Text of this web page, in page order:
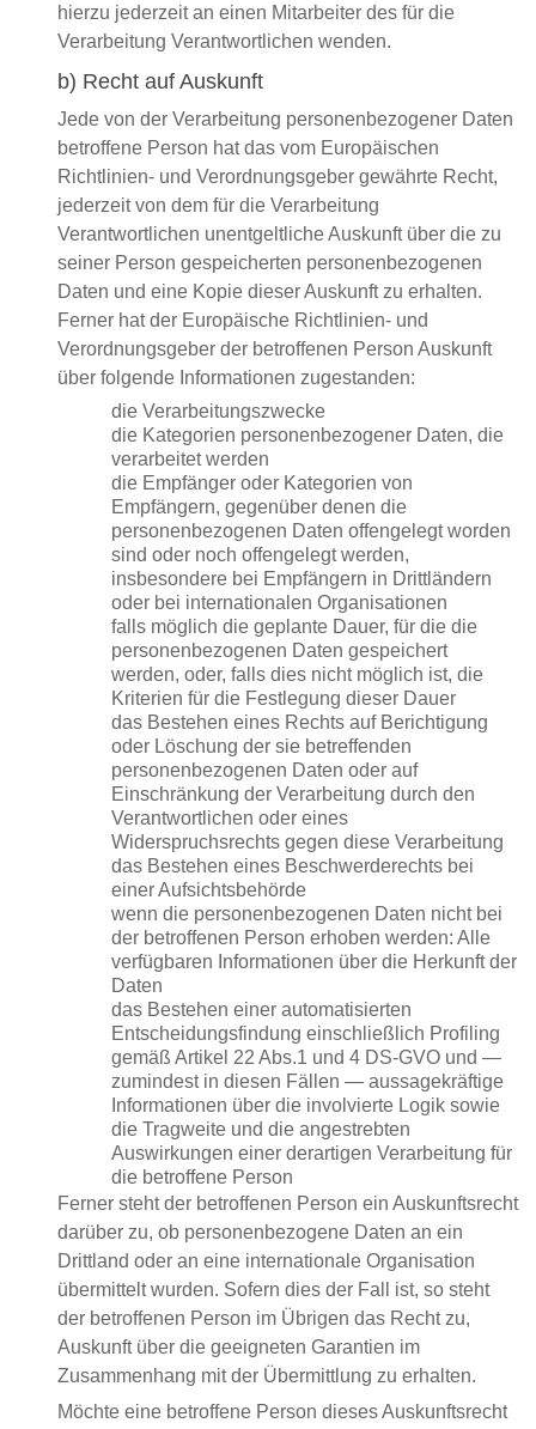
hierzu jederzeit an einen Mitarbeiter des für die
Verarbeitung Verantwortlichen wenden.
b) Recht auf Auskunft
Jede von der Verarbeitung personenbezogener Daten
betroffene Person hat das vom Europäischen
Richtlinien- und Verordnungsgeber gewährte Recht,
jederzeit von dem für die Verarbeitung
Verantwortlichen unentgeltliche Auskunft über die zu
seiner Person gespeicherten personenbezogenen
Daten und eine Kopie dieser Auskunft zu erhalten.
Ferner hat der Europäische Richtlinien- und
Verordnungsgeber der betroffenen Person Auskunft
über folgende Informationen zugestanden:
die Verarbeitungszwecke
die Kategorien personenbezogener Daten, die
verarbeitet werden
die Empfänger oder Kategorien von
Empfängern, gegenüber denen die
personenbezogenen Daten offengelegt worden
sind oder noch offengelegt werden,
insbesondere bei Empfängern in Drittländern
oder bei internationalen Organisationen
falls möglich die geplante Dauer, für die die
personenbezogenen Daten gespeichert
werden, oder, falls dies nicht möglich ist, die
Kriterien für die Festlegung dieser Dauer
das Bestehen eines Rechts auf Berichtigung
oder Löschung der sie betreffenden
personenbezogenen Daten oder auf
Einschränkung der Verarbeitung durch den
Verantwortlichen oder eines
Widerspruchsrechts gegen diese Verarbeitung
das Bestehen eines Beschwerderechts bei
einer Aufsichtsbehörde
wenn die personenbezogenen Daten nicht bei
der betroffenen Person erhoben werden: Alle
verfügbaren Informationen über die Herkunft der
Daten
das Bestehen einer automatisierten
Entscheidungsfindung einschließlich Profiling
gemäß Artikel 22 Abs.1 und 4 DS-GVO und —
zumindest in diesen Fällen — aussagekräftige
Informationen über die involvierte Logik sowie
die Tragweite und die angestrebten
Auswirkungen einer derartigen Verarbeitung für
die betroffene Person
Ferner steht der betroffenen Person ein Auskunftsrecht
darüber zu, ob personenbezogene Daten an ein
Drittland oder an eine internationale Organisation
übermittelt wurden. Sofern dies der Fall ist, so steht
der betroffenen Person im Übrigen das Recht zu,
Auskunft über die geeigneten Garantien im
Zusammenhang mit der Übermittlung zu erhalten.
Möchte eine betroffene Person dieses Auskunftsrecht